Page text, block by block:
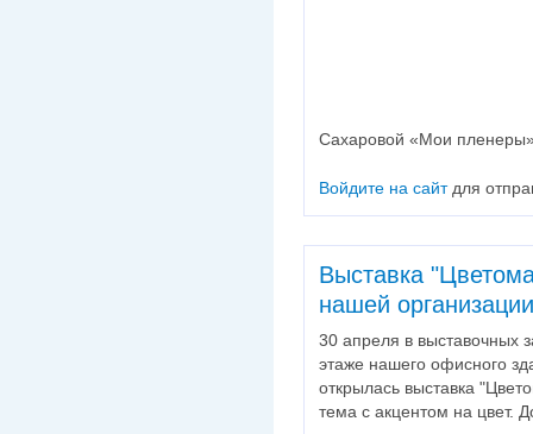
Сахаровой «Мои
Войдите на сайтдля
Выставка
нашей
30 апреля в выставочных
этаже нашего офисного
открылась выставка
тема с акцентом на цвет.